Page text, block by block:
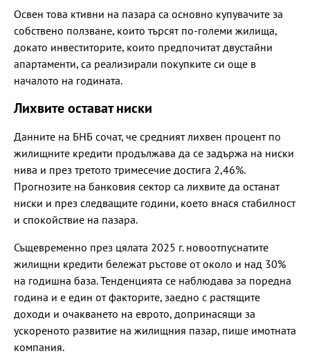
Освен това ктивни на пазара са основно купувачите за
собствено ползване, които търсят по-големи жилища,
докато инвеститорите, които предпочитат двустайни
апартаменти, са реализирали покупките си още в
началото на годината.
Лихвите остават ниски
Данните на БНБ сочат, че средният лихвен процент по
жилищните кредити продължава да се задържа на ниски
нива и през третото тримесечие достига 2,46%.
Прогнозите на банковия сектор са лихвите да останат
ниски и през следващите години, което внася стабилност
и спокойствие на пазара.
Същевременно през цялата 2025 г. новоотпуснатите
жилищни кредити бележат ръстове от около и над 30%
на годишна база. Тенденцията се наблюдава за поредна
година и е един от факторите, заедно с растящите
доходи и очакването на еврото, допринасящи за
ускореното развитие на жилищния пазар, пише имотната
компания.